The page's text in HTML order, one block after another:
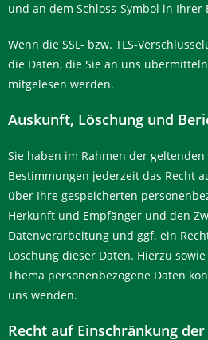
und an dem Schloss-Symbol in Ihrer
Wenn die SSL- bzw. TLS-
die Daten, die Sie an uns
mitgelesen werden.
Auskunft, Löschung und
Sie haben im Rahmen der geltenden
Bestimmungen jederzeit das Recht
über Ihre gespeicherten
Herkunft und Empfänger und den
Datenverarbeitung und ggf. ein
Löschung dieser Daten. Hierzu
Thema personenbezogene Daten
uns wenden.
Recht auf Einschränkung